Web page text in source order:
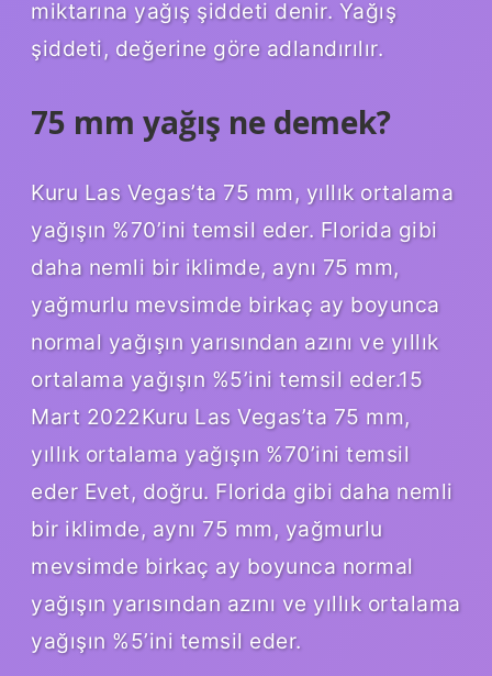
miktarına yağış şiddeti denir. Yağış
şiddeti, değerine göre adlandırılır.
75 mm yağış ne demek?
Kuru Las Vegas’ta 75 mm, yıllık ortalama
yağışın %70’ini temsil eder. Florida gibi
daha nemli bir iklimde, aynı 75 mm,
yağmurlu mevsimde birkaç ay boyunca
normal yağışın yarısından azını ve yıllık
ortalama yağışın %5’ini temsil eder.15
Mart 2022Kuru Las Vegas’ta 75 mm,
yıllık ortalama yağışın %70’ini temsil
eder Evet, doğru. Florida gibi daha nemli
bir iklimde, aynı 75 mm, yağmurlu
mevsimde birkaç ay boyunca normal
yağışın yarısından azını ve yıllık ortalama
yağışın %5’ini temsil eder.